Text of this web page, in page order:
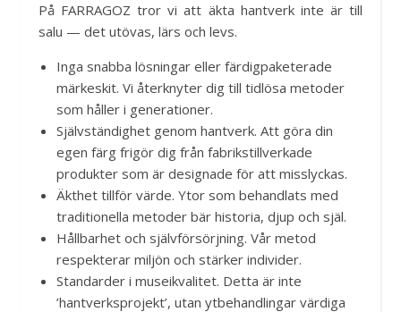
På FARRAGOZ tror vi att äkta hantverk inte är till
salu — det utövas, lärs och levs.
Inga snabba lösningar eller färdigpaketerade
märkeskit. Vi återknyter dig till tidlösa metoder
som håller i generationer.
Självständighet genom hantverk. Att göra din
egen färg frigör dig från fabrikstillverkade
produkter som är designade för att misslyckas.
Äkthet tillför värde. Ytor som behandlats med
traditionella metoder bär historia, djup och själ.
Hållbarhet och självförsörjning. Vår metod
respekterar miljön och stärker individer.
Standarder i museikvalitet. Detta är inte
’hantverksprojekt’, utan ytbehandlingar värdiga